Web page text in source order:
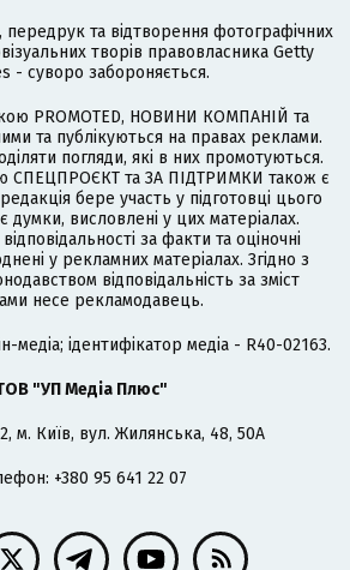
та відтворення фотографічних
творів правовласника Getty
- суворо забороняється.
PROMOTED, НОВИНИ КОМПАНІЙ та
та публікуються на правах реклами.
погляди, які в них промотуються.
СПЕЦПРОЄКТ та ЗА ПІДТРИМКИ також є
бере участь у підготовці цього
думки, висловлені у цих матеріалах.
за факти та оціночні
у рекламних матеріалах. Згідно з
відповідальність за зміст
несе рекламодавець.
медіа; ідентифікатор медіа - R40-02163.
"УП Медіа Плюс"
м. Київ, вул. Жилянська, 48, 50А
+380 95 641 22 07